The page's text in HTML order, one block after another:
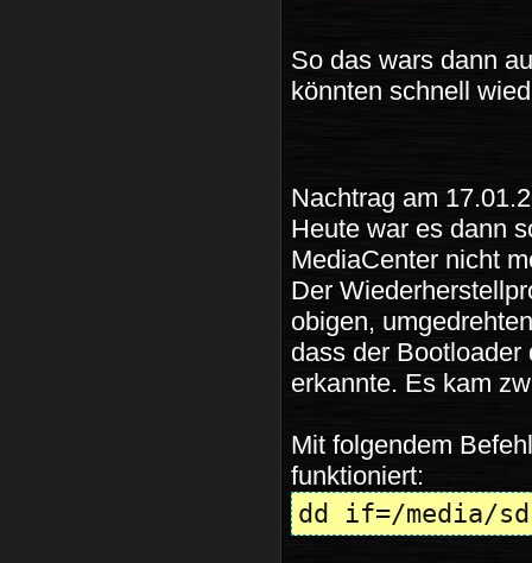
So das wars dann
könnten schnell
Nachtrag am
Heute war es dann
MediaCenter nicht
Der
obigen,
dass der
erkannte. Es kam
Mit folgendem
funktioniert:
dd if=/media/